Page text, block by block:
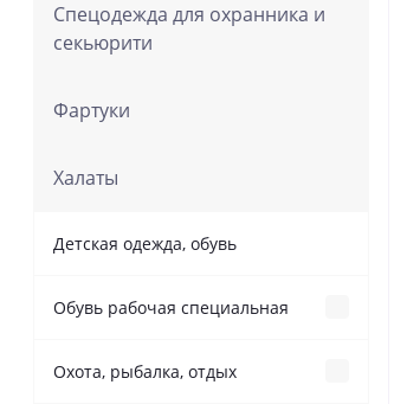
Жилеты утепленные
Летняя спецодежда
Спецодежда для охранника и
секьюрити
Фартуки
Халаты
Детская одежда, обувь
Обувь рабочая специальная
СПЕЦПРЕДЛОЖЕНИЯ
Охота, рыбалка, отдых